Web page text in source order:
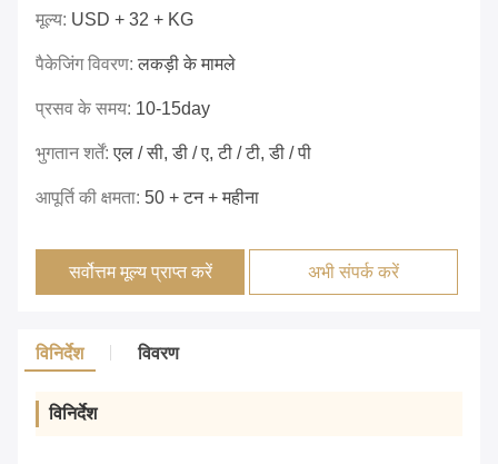
मूल्य: USD + 32 + KG
पैकेजिंग विवरण:लकड़ी के मामले
प्रसव के समय: 10-15day
भुगतान शर्तें:एल / सी, डी / ए, टी / टी, डी / पी
आपूर्ति की क्षमता: 50 + टन + महीना
सर्वोत्तम मूल्य प्राप्त करें अभी संपर्क करें
विनिर्देश विवरण
विनिर्देश